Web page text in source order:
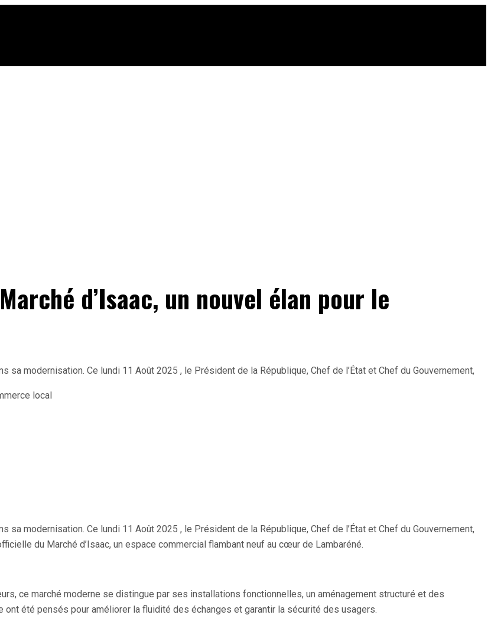
d’Isaac, un nouvel élan pour le
modernisation. Ce lundi 11 Août 2025 , le Président de la République, Chef de l’État et Chef du Gouvernement,
modernisation. Ce lundi 11 Août 2025 , le Président de la République, Chef de l’État et Chef du Gouvernement,
du Marché d’Isaac, un espace commercial flambant neuf au cœur de Lambaréné.
ce marché moderne se distingue par ses installations fonctionnelles, un aménagement structuré et des
été pensés pour améliorer la fluidité des échanges et garantir la sécurité des usagers.